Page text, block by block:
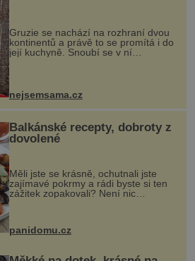
Gruzie se nachází na rozhraní dvou
kontinentů a právě to se promítá i do
její kuchyně. Snoubí se v ní
evropské a asijské chutě a díky tomu
vznikají rozmanité a chuťově bohaté
pokrmy, které rozhodně st...
nejsemsama.cz
Balkánské recepty, dobroty z
dovolené
Měli jste se krásně, ochutnali jste
zajímavé pokrmy a rádi byste si ten
zážitek zopakovali? Není nic
snazšího. Pljeskavica (10 porcí)
Možná jste ji ochutnali na dovolené v
panidomu.cz